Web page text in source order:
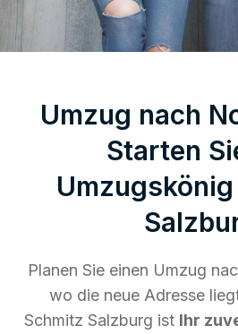
Umzug nach
Starten
Planen Sie einen Umzug
wo die neue Adresse
Schmitz Salzburg ist Ihr